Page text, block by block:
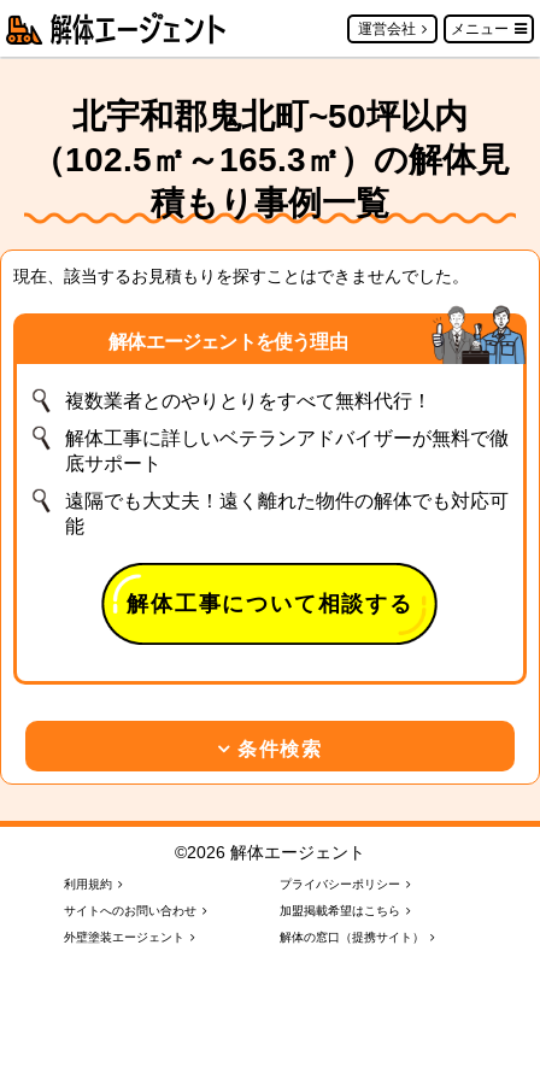
運営会社 メニュー
北宇和郡鬼北町~50坪以内
（102.5㎡～165.3㎡）の解体見
積もり事例一覧
現在、該当するお見積もりを探すことはできませんでした。
解体エージェントを使う理由
複数業者とのやりとりをすべて無料代行！
解体工事に詳しいベテランアドバイザーが無料で徹
底サポート
遠隔でも大丈夫！遠く離れた物件の解体でも対応可
能
解体工事について相談する
条件検索
©2026 解体エージェント
利用規約
プライバシーポリシー
サイトへのお問い合わせ
加盟掲載希望はこちら
外壁塗装エージェント
解体の窓口（提携サイト）